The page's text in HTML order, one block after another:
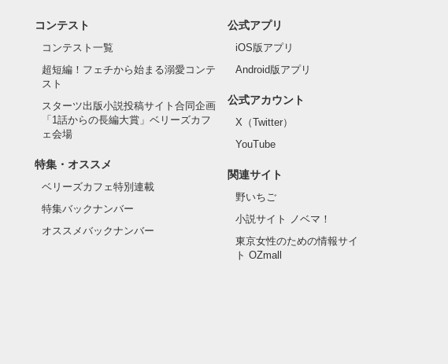
コンテスト
コンテスト一覧
超短編！フェチから始まる溺愛コンテ
スト
スターツ出版小説投稿サイト合同企画
「1話からの長編大賞」ベリーズカフ
ェ会場
特集・オススメ
ベリーズカフェ特別連載
特集バックナンバー
オススメバックナンバー
公式アプリ
iOS版アプリ
Android版アプリ
公式アカウント
X（Twitter）
YouTube
関連サイト
野いちご
小説サイト ノベマ！
東京女性のための情報サイ
ト OZmall